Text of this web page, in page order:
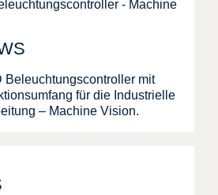
Beleuchtungscontroller mit
für die Industrielle
– Machine Vision.